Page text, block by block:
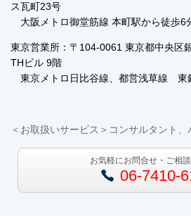
ス瓦町23号
大阪メトロ御堂筋線 本町駅から徒歩6
東京営業所：〒104-0061 東京都中央区
THビル 9階
東京メトロ日比谷線、都営浅草線 東
＜お取扱いサービス＞ コンサルタント
お気軽にお問合せ・ご相
06-7410-